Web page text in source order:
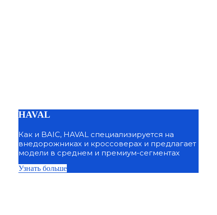
HAVAL
Как и BAIC, HAVAL специализируется на
внедорожниках и кроссоверах и предлагает
модели в среднем и премиум-сегментах
Узнать больше